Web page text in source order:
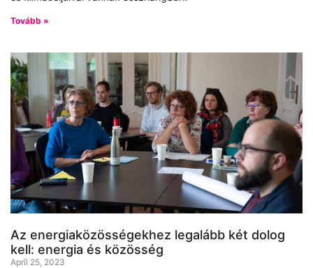
Tovább »
Az energiaközösségekhez legalább két dolog
kell: energia és közösség
April 25, 2023